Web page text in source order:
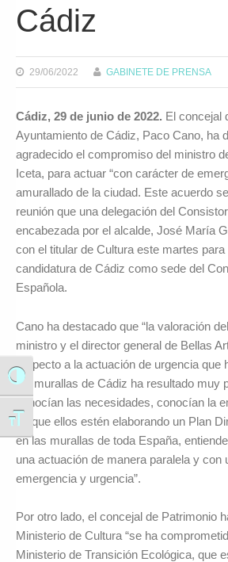
Alternar alto contraste
Alternar tamaño de letra
Cádiz
29/06/2022 GABINETE DE PRENSA
Cádiz, 29 de junio de 2022. El concejal
Ayuntamiento de Cádiz, Paco Cano, ha
agradecido el compromiso del ministro
Iceta, para actuar “con carácter de
amurallado de la ciudad. Este acuerdo
reunión que una delegación del
encabezada por el alcalde, José María
con el titular de Cultura este martes
candidatura de Cádiz como sede del
Española.
Cano ha destacado que “la valoración
ministro y el director general de Bellas
respecto a la actuación de urgencia que
las murallas de Cádiz ha resultado muy
conocían las necesidades, conocían la
de que ellos estén elaborando un Plan
en las murallas de toda España,
una actuación de manera paralela y con
emergencia y urgencia”.
Por otro lado, el concejal de Patrimonio
Ministerio de Cultura “se ha
Ministerio de Transición Ecológica, que